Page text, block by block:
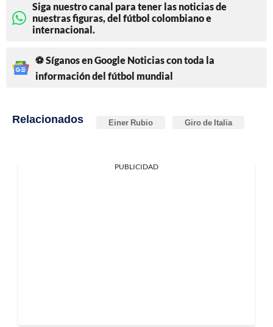
Siga nuestro canal para tener las noticias de
nuestras figuras, del fútbol colombiano e
internacional.
⚽ Síganos en Google Noticias con toda la
información del fútbol mundial
Relacionados Einer Rubio Giro de Italia
PUBLICIDAD